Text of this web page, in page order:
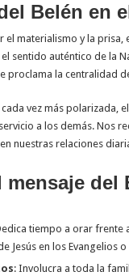
Belén en
el materialismo y la
sentido auténtico de la
proclama la centralidad
vez más polarizada,
a los demás. Nos
nuestras relaciones
del
tiempo a orar frente
Jesús en los Evangelios
: Involucra a toda la